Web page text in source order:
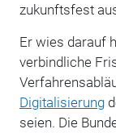
zukunftsfest
Er wies darauf
verbindliche
Digitalisierung
seien. Die